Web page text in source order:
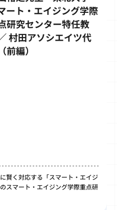
ート・エイジング学際
研究センター特任教
村田アソシエイツ代
前編）
賢く対応する「スマート・エイジ
スマート・エイジング学際重点研